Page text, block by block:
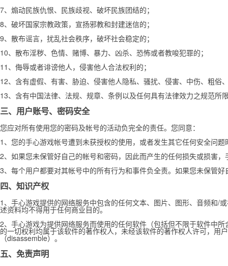
7、煽动民族仇恨、民族歧视、破坏民族团结的；
8、破坏国家宗教政策，宣扬邪教和封建迷信的；
9、散布谣言，扰乱社会秩序，破坏社会稳定的；
10、散布淫秽、色情、赌博、暴力、凶杀、恐怖或者教唆犯罪的；
11、侮辱或者诽谤他人，侵害他人合法权利的；
12、含有虚假、有害、胁迫、侵害他人隐私、骚扰、侵害、中伤、粗俗
13、含有中国法律、法规、规章、条例以及任何具有法律效力之规范所
三、用户账号、密码安全
您应对所有使用您的密码及帐号的活动负完全的责任。您同意：
1、您的手心游戏帐号遭到未获授权的使用，或者发生其它任何安全问
2、如果您未保管好自己的帐号和密码，因此而产生的任何损失或损害
3、每个用户都要对其帐号中的所有行为和事件负全责。如果您未保管
四、知识产权
1、手心游戏提供的网络服务中包含的任何文本、图片、图形、音频和/
述资料均不得用于任何商业目的。
2、手心游戏为提供网络服务而使用的任何软件（包括但不限于软件中
的一切权利均属于该软件的著作权人，未经该软件的著作权人许可，
（disassemble）。
五、免责声明